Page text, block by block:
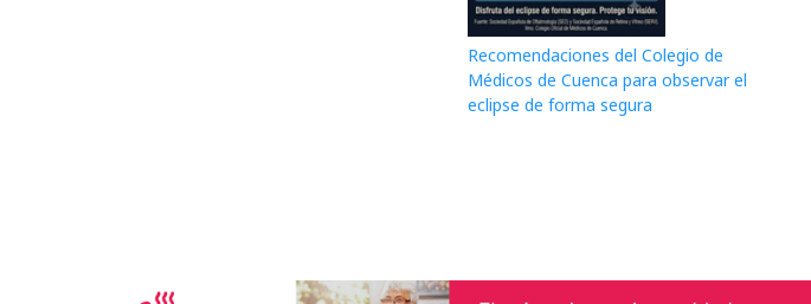
Recomendaciones del Colegio de
Médicos de Cuenca para observar el
eclipse de forma segura